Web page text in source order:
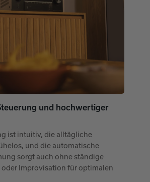
und hochwertiger
ist intuitiv, die alltägliche
und die automatische
sorgt auch ohne ständige
Improvisation für optimalen